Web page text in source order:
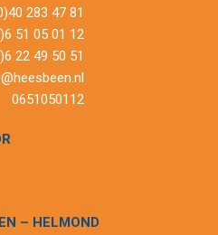
283 47 81
51 05 01 12
22 49 50 51
0651050112
– HELMOND